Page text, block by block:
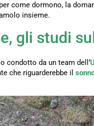
come dormono, la
insieme.
gli studi
condotto da un team dell ’
che riguarderebbe il